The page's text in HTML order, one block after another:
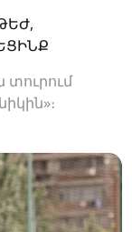
տուրում